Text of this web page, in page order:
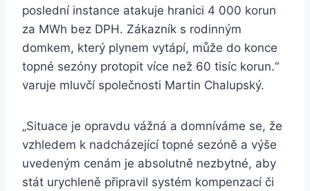
poslední instance atakuje hranici 4 000 korun
za MWh bez DPH. Zákazník s rodinným
domkem, který plynem vytápí, může do konce
topné sezóny protopit více než 60 tisíc korun.“
varuje mluvčí společnosti Martin Chalupský.
„Situace je opravdu vážná a domníváme se, že
vzhledem k nadcházející topné sezóně a výše
uvedeným cenám je absolutně nezbytné, aby
stát urychleně připravil systém kompenzací či